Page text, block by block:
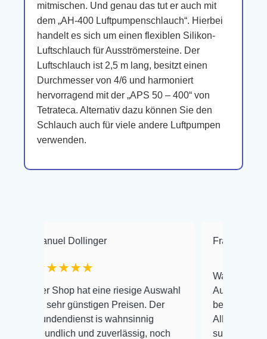
mitmischen. Und genau das tut er auch mit
dem „AH-400 Luftpumpenschlauch“. Hierbei
handelt es sich um einen flexiblen Silikon-
Luftschlauch für Ausströmersteine. Der
Luftschlauch ist 2,5 m lang, besitzt einen
Durchmesser von 4/6 und harmoniert
hervorragend mit der „APS 50 – 400“ von
Tetrateca. Alternativ dazu können Sie den
Schlauch auch für viele andere Luftpumpen
verwenden.
Dollinger
Shop hat eine riesige Auswahl
günstigen Preisen. Der
is wahnsinnig
und zuverlässig, noch
Frank Hackmayer
Warenanlieferung Top
Auswahl plus
befinden der Fische
Alles ist quick
super Zustand. Gerne